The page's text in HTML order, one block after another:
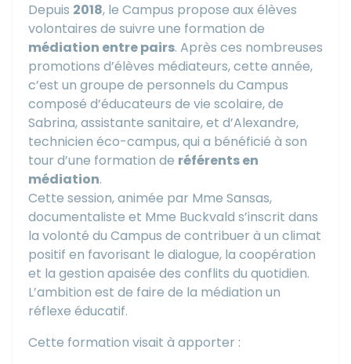
Depuis 2018, le Campus propose aux élèves
volontaires de suivre une formation de
médiation entre pairs. Après ces nombreuses
promotions d’élèves médiateurs, cette année,
c’est un groupe de personnels du Campus
composé d’éducateurs de vie scolaire, de
Sabrina, assistante sanitaire, et d’Alexandre,
technicien éco-campus, qui a bénéficié à son
tour d’une formation de référents en
médiation.
Cette session, animée par Mme Sansas,
documentaliste et Mme Buckvald s’inscrit dans
la volonté du Campus de contribuer à un climat
positif en favorisant le dialogue, la coopération
et la gestion apaisée des conflits du quotidien.
L’ambition est de faire de la médiation un
réflexe éducatif.
Cette formation visait à apporter :